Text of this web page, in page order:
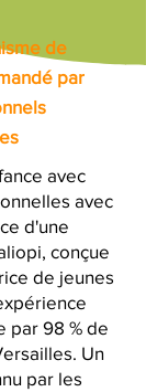
de
par
avec
avec
d'une
conçue
de jeunes
par 98 % de
Un
par les